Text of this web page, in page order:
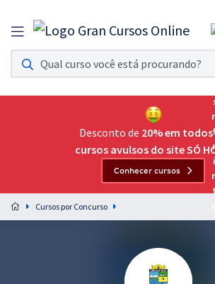
Assinatura Ilimitada 11
Acesso a todos os cursos. Teste grátis por 7 dias!
Assinatura OAB Até Passar
Acesso ilimitado a toda preparação para o Exame da
Preparação completa e intensiva para as principais
residências em saúde do Brasil
Desconto de 20% em todos
cursos avulsos do site SÓ
Conhecer cursos
Cursos por Concurso